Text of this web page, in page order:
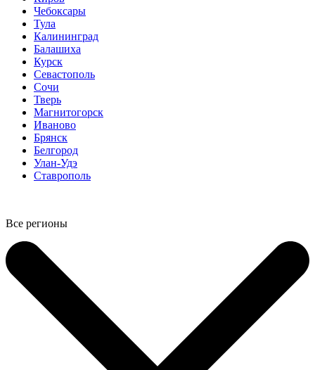
Чебоксары
Тула
Калининград
Балашиха
Курск
Севастополь
Сочи
Тверь
Магнитогорск
Иваново
Брянск
Белгород
Улан-Удэ
Ставрополь
Все регионы